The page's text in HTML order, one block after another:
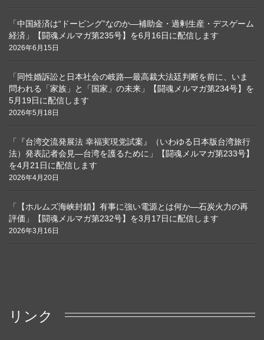
「中国経済は“ドーピング”なのか―補助金・過剰生産・デスゲーム
経済」【闘魂メルマガ第235号】を6月16日に配信します
2026年6月15日
「同性婚訴訟と日本社会の岐路―最高裁大法廷判断を前に、いま
問われる「家族」と「国家」の未来」【闘魂メルマガ第234号】を
5月19日に配信します
2026年5月18日
「『台湾交流発展法 幸福実現党試案』（いわゆる日本版台湾旅行
法）発表記者会見―台湾を護るために」【闘魂メルマガ第233号】
を4月21日に配信します
2026年4月20日
「【ホルムズ海峡封鎖】有事に強い電源とは何か―石炭火力の再
評価」【闘魂メルマガ第232号】を3月17日に配信します
2026年3月16日
リンク